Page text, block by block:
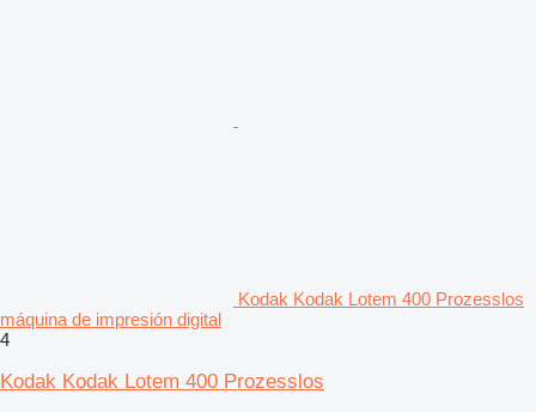
Kodak Kodak Lotem 400 Prozesslos
máquina de impresión digital
4
Kodak Kodak Lotem 400 Prozesslos